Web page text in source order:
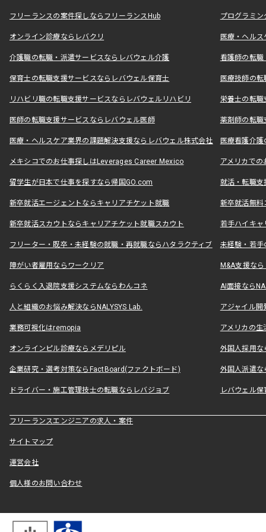
フリーランスの案件探しならフリーランスHub プログラミ
オンライン診療ならレバクリ 医療・ヘル
介護職の転職・派遣サービスならレバウェル介護 看護師の転
保育士の転職支援サービスならレバウェル保育士 医療技師の
リハビリ職の転職支援サービスならレバウェルリハビリ 栄養士の転
医師の転職支援サービスならレバウェル医師 薬剤師の転
医療・ヘルスケア業界の課題解決支援ならレバウェル株式会社 医療看護介
メキシコでのお仕事探しはLeverages Career Mexico アメリカで
留学生が日本で仕事を探すなら帰国GO.com 就活・転職
新卒就活エージェントならキャリアチケット就職 新卒就活無料
新卒就活スカウトならキャリアチケット就職スカウト 若手ハイキ
フリーター・既卒・未経験の就職・再就職ならハタラクティブ 未経験・若手
障がい者雇用ならワークリア M&A支援な
らくらく入退院支援システムならわんコネ AI面接なら
人と組織のお悩み解決ならNALYSYS Lab. アジャイル
業務可視化はremopia アメリカの
オンラインピル診療ならメデリピル 外国人採用
企業研究・選考対策ならFactBoard(ファクトボード) 外国人派遣な
ドライバー・施工管理技士の転職ならレバジョブ レバウェル
フリーランスエンジニアの求人・案件
サイトマップ
運営会社
個人様のお問い合わせ